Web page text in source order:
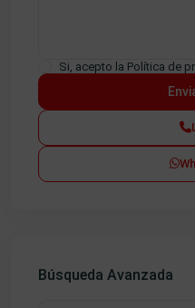
Si, acepto la Política de
Búsqueda Avanzada